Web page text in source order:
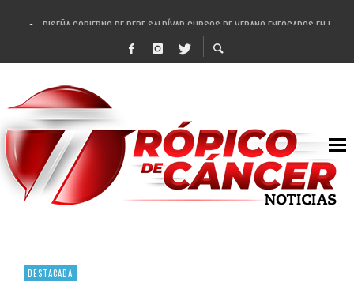
DISEÑA GOBIERNO DE PEPE SALDÍVAR CURSOS DE VERANO ENFOCADOS EN
REFRENDAN LOS 28 DELEGADOS Y 14 COMISARIADOS DE GUADALUPE APOYO A
FORTALECE GOBIERNO DE PEPE SALDÍVAR LA EDUCACIÓN EN LA ZACATECANA
GOBIERNO DE PEPE SALDÍVAR Y GRUPO FEMSA GENERAN MÁS DE 3 MIL EMPLEOS
CUARTA FERIA EXPO AGROPECUARIA TRAJO BENEFICIO DIRECTO A GUADALUPE:
RECONOCE PEPE SALDÍVAR A ARTISTA ZACATECANA VICTORIA HERNÁNDEZ
EGRESA GOBIERNO DE PEPE SALDÍVAR A 500 NUEVAS EMPRESARIAS
SON MUJERES GUADALUPENSES PRINCIPALES BENEFICIADAS DEL PROGRAMA
DESTACADA